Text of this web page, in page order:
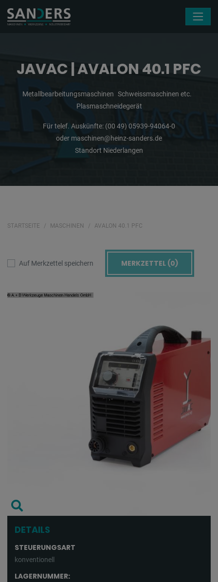
JAVAC | AVALON 40.1 PFC
Metallbearbeitungsmaschinen Schweissmaschinen etc.
Plasmaschneidegerät
Für telef. Auskünfte: (00 49) 05939-94064-0
oder maschinen@heinz-sanders.de
Standort Niederlangen
STARTSEITE MASCHINEN AVALON 40.1 PFC
Auf Merkzettel speichern MERKZETTEL (0)
DETAILS
STEUERUNGSART
konventionell
LAGERNUMMER: